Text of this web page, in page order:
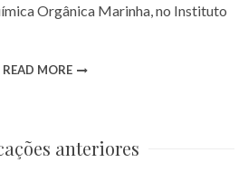
Orgânica Marinha, no Instituto
READ MORE
anteriores